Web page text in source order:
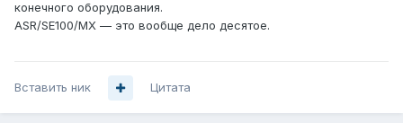
конечного оборудования.
ASR/SE100/MX — это вообще дело десятое.
Вставить ник Цитата